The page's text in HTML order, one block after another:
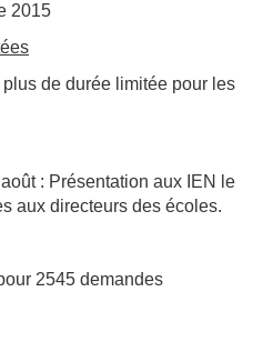
2015
de durée limitée pour les
: Présentation aux IEN le
aux directeurs des écoles.
2545 demandes